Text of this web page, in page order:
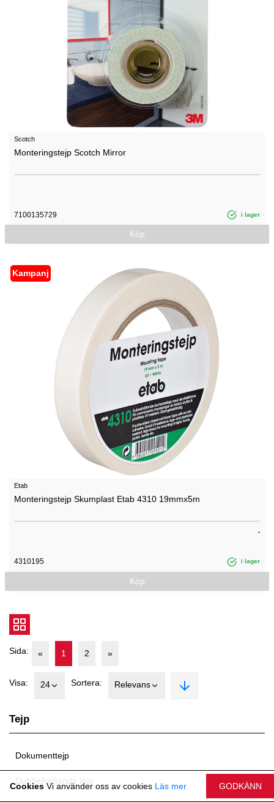
Tejp
Dokumenttejp
Dubbelhäftande tejp
Scotch
Monteringstejp Scotch Mirror
7100135729 i lager
Köp
Kampanj
Etab
Monteringstejp Skumplast Etab 4310 19mmx5m
4310195 i lager
Köp
Sida: « 1 2 »
Visa: 24 Sortera: Relevans
Cookies Vi använder oss av cookies Läs mer GODKÄNN